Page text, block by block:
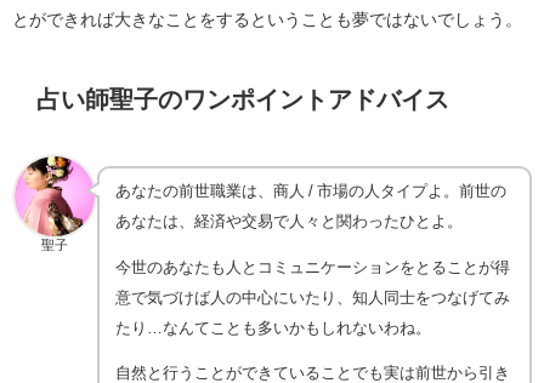
とができれば大きなことをするということも夢ではないでしょう。
占い師聖子のワンポイントアドバイス
聖子
あなたの前世職業は、商人 / 市場の人タイプよ。前世の
あなたは、経済や交易で人々と関わったひとよ。
今世のあなたも人とコミュニケーションをとることが得
意で気づけば人の中心にいたり、知人同士をつなげてみ
たり…なんてことも多いかもしれないわね。
自然と行うことができていることでも実は前世から引き